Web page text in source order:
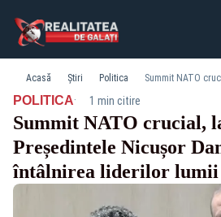
Acasă Știri Politica
POLITICA· 1 min citire
Summit NATO crucial,
Președintele Nicușor
întâlnirea liderilor lumii